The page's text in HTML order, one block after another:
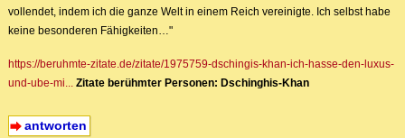
vollendet, indem ich die ganze Welt in einem Reich vereinigte. Ich selbst habe
keine besonderen Fähigkeiten…"
https://beruhmte-zitate.de/zitate/1975759-dschingis-khan-ich-hasse-den-luxus-
und-ube-mi...
Zitate berühmter Personen: Dschinghis-Khan
antworten